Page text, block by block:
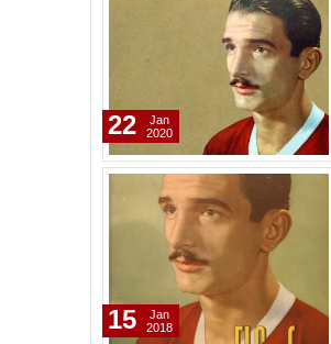
22
Jan
2020
15
Jan
2018